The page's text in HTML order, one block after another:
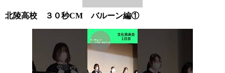
北陵高校 ３０秒CM バルーン編①